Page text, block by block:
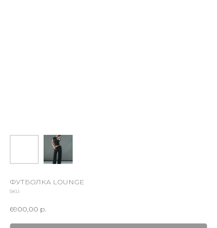
ФУТБОЛКА LOUNGE
SKU:
6900,00 р.